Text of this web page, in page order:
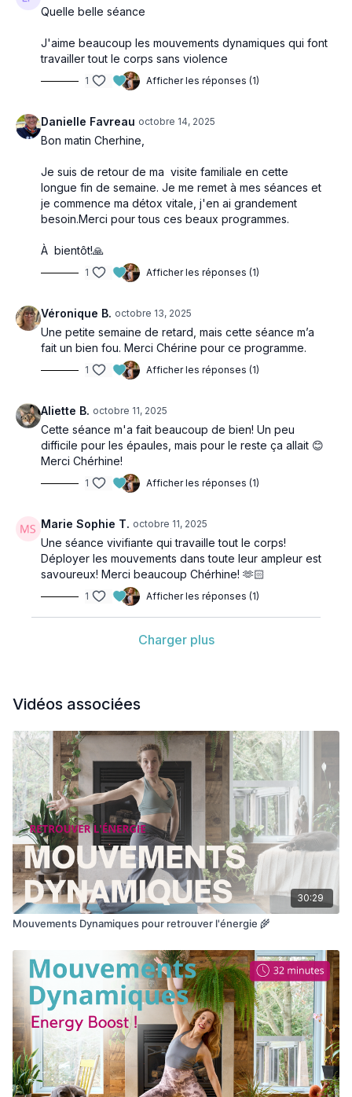
Quelle belle séance
J'aime beaucoup les mouvements dynamiques qui font
travailler tout le corps sans violence
1 Afficher les réponses (1)
Danielle Favreau octobre 14, 2025
Bon matin Cherhine,
Je suis de retour de ma visite familiale en cette
longue fin de semaine. Je me remet à mes séances et
je commence ma détox vitale, j'en ai grandement
besoin.Merci pour tous ces beaux programmes.
À bientôt!🙏
1 Afficher les réponses (1)
Véronique B. octobre 13, 2025
Une petite semaine de retard, mais cette séance m’a
fait un bien fou. Merci Chérine pour ce programme.
1 Afficher les réponses (1)
Aliette B. octobre 11, 2025
Cette séance m'a fait beaucoup de bien! Un peu
difficile pour les épaules, mais pour le reste ça allait 😊
Merci Chérhine!
1 Afficher les réponses (1)
Marie Sophie T. octobre 11, 2025
Une séance vivifiante qui travaille tout le corps!
Déployer les mouvements dans toute leur ampleur est
savoureux! Merci beaucoup Chérhine! 🫶🏻
1 Afficher les réponses (1)
Charger plus
Vidéos associées
30:29
Mouvements Dynamiques pour retrouver l'énergie 🌾